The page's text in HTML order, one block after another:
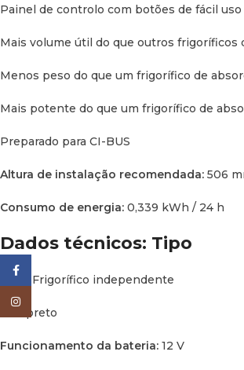
Painel de controlo com botões de fácil uso
Mais volume útil do que outros frigoríficos
Menos peso do que um frigorífico de
Mais potente do que um frigorífico de
Preparado para CI-BUS
Altura de instalação recomendada: 506
Consumo de energia: 0,339 kWh / 24 h
Dados técnicos: Tipo
Tipo: Frigorífico independente
preto
Funcionamento da bateria: 12 V